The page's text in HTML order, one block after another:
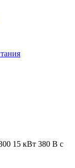
15 кВт 380 В с